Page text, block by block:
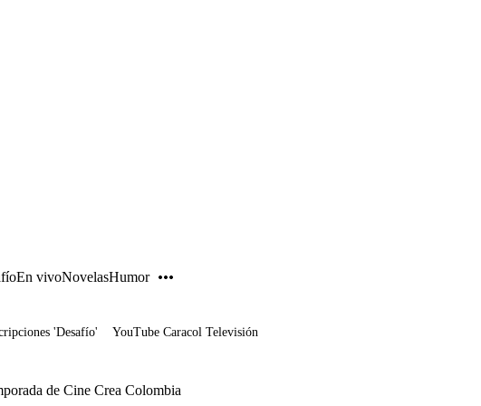
En vivoNovelasHumor
'Desafío' YouTube Caracol Televisión
de Cine Crea Colombia